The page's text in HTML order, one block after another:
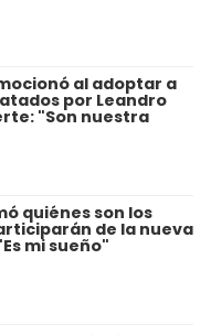
al adoptar a
por Leandro
"Son nuestra
quiénes son los
de la nueva
mi sueño"